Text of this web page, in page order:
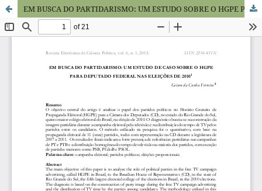
EM BUSCA DO PARTIDARISMO: UM ESTUDO SOBRE O HGPE PARA DEPUTADO FEDERAL NAS ELEIÇÕES DE 2010